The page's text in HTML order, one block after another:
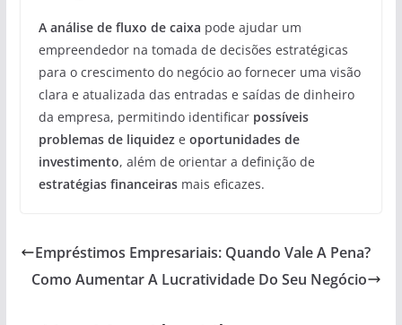
A análise de fluxo de caixa pode ajudar um
empreendedor na tomada de decisões estratégicas
para o crescimento do negócio ao fornecer uma visão
clara e atualizada das entradas e saídas de dinheiro
da empresa, permitindo identificar possíveis
problemas de liquideze oportunidades de
investimento, além de orientar a definição de
estratégias financeirasmais eficazes.
Empréstimos Empresariais: Quando Vale A Pena?
Como Aumentar A Lucratividade Do Seu Negócio